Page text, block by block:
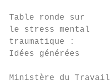
Table ronde sur
le stress mental
traumatique :
Idées générées
Ministère du Travail